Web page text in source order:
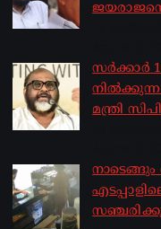
സർക്കാർ
നിൽക്കുന്ന
മന്ത്രി